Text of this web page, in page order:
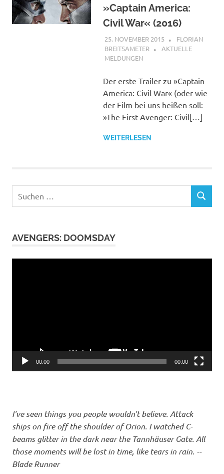
»Captain America:
Civil War« (2016)
25. NOVEMBER 2015
FLORIAN
BREITSAMETER
AKTUELLE
MELDUNGEN
Der erste Trailer zu »Captain
America: Civil War« (oder wie
der Film bei uns heißen soll:
»The First Avenger: Civil[…]
WEITERLESEN
nach:
SUCHEN
AVENGERS: DOOMSDAY
00:00 00:00
I've seen things you people wouldn't believe. Attack
ships on fire off the shoulder of Orion. I watched C-
beams glitter in the dark near the Tannhäuser Gate. All
those moments will be lost in time, like tears in rain. --
Blade Runner